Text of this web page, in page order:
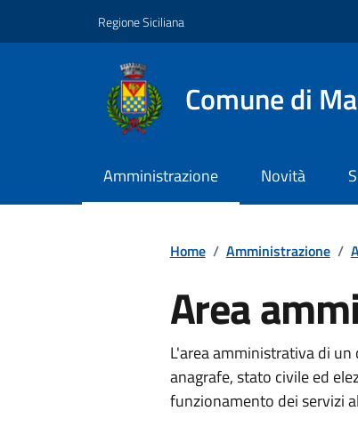
Regione Siciliana
Comune di
Amministrazione Novità
Home / Amministrazione /
Area
L'area amministrativa di
anagrafe, stato civile ed
funzionamento dei servizi